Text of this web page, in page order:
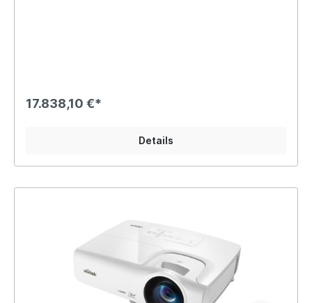
17.838,10 €*
Details